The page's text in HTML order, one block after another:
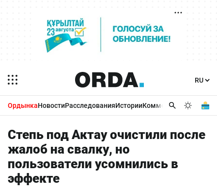
ОрдынкаНовостиРасследованияИсторииКомментарииБизнес
Степь под Актау очистили после
жалоб на свалку, но
пользователи усомнились в
эффекте